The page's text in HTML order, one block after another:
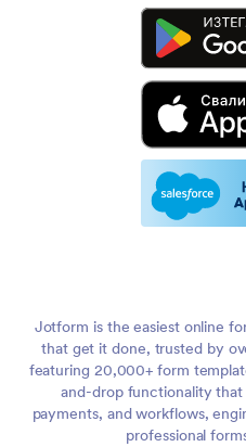
Jotform is the easiest online
that get it done, trusted by
featuring 20,000+ form
and-drop functionality
payments, and workflows,
professional